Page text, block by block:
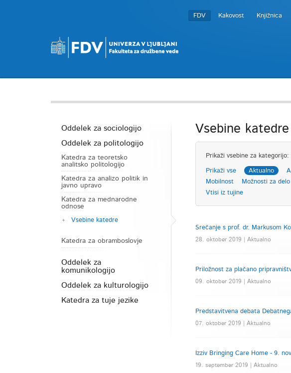
FDV Kakovost Knjižnica
Oddelek za sociologijo
Oddelek za politologijo
Katedra za teoretsko
analitsko politologijo
Katedra za analizo politik in
javno upravo
Katedra za mednarodne
odnose
Vsebine katedre
Katedra za obramboslovje
Oddelek za
komunikologijo
Oddelek za kulturologijo
Katedra za tuje jezike
Vsebine katedre
Prikaži vsebine za kategorijo:
Prikaži vse Aktualno
Mobilnost
Možnosti za
Vtisi iz tujine
Srečanje s prof. dr. Markusom
28. oktober 2019 | Aktualno
Priložnost za plačano
09. oktober 2019 | Aktualno
Predstavitvena debata
07. oktober 2019 | Aktualno
Izziv Bringing Care Home - 9.
19. september 2019 | Aktualno